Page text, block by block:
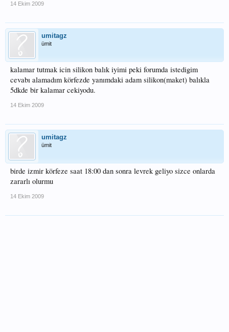
14 Ekim 2009
umitagz
ümit
kalamar tutmak icin silikon balık iyimi peki forumda istedigim
cevabı alamadım körfezde yanımdaki adam silikon(maket) balıkla
5dkde bir kalamar cekiyodu.
14 Ekim 2009
umitagz
ümit
birde izmir körfeze saat 18:00 dan sonra levrek geliyo sizce onlarda
zararlı olurmu
14 Ekim 2009